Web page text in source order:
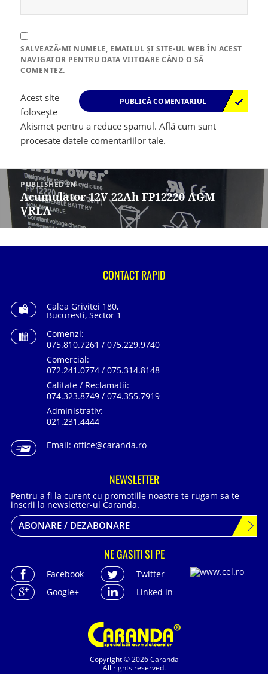
SALVEAZĂ-MI NUMELE, EMAILUL ȘI SITE-UL WEB ÎN ACEST
NAVIGATOR PENTRU DATA VIITOARE CÂND O SĂ
COMENTEZ.
Acest site
folosește
Akismet pentru a reduce spamul.Află cum sunt
procesate datele comentariilor tale.
Navigare
în
articole
PUBLISHED IN
Acumulator 12V 22Ah FP12220 AGM
VRLA
Copyright © 2026 Caranda
All rights reserved.
CONTACT RAPID
Calea Grivitei 180,
Bucuresti, Sector 1
Comenzi:
075.810.7261 / 075.229.9740
Comercial:
072.241.0774 / 075.314.8148
Calitate / Reclamatii:
074.323.8749 / 074.355.7919
Administrativ:
021.231.4444
Email: office@caranda.ro
NEWSLETTER
Pentru a fi la curent cu promotiile noastre te rugam sa te
inscrii la newsletter-ul Caranda.
ABONARE / DEZABONARE
NE GASITI SI PE
Facebook
Twitter
Google+
Linked in